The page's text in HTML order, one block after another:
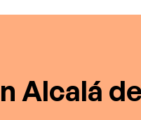
Alcalá